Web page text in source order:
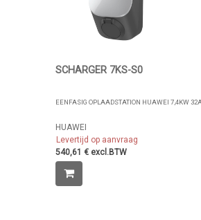
SCHARGER 7KS-S0
EENFASIG OPLAADSTATION HUAWEI 7,4KW
HUAWEI
Levertijd op aanvraag
540,61 € excl.BTW